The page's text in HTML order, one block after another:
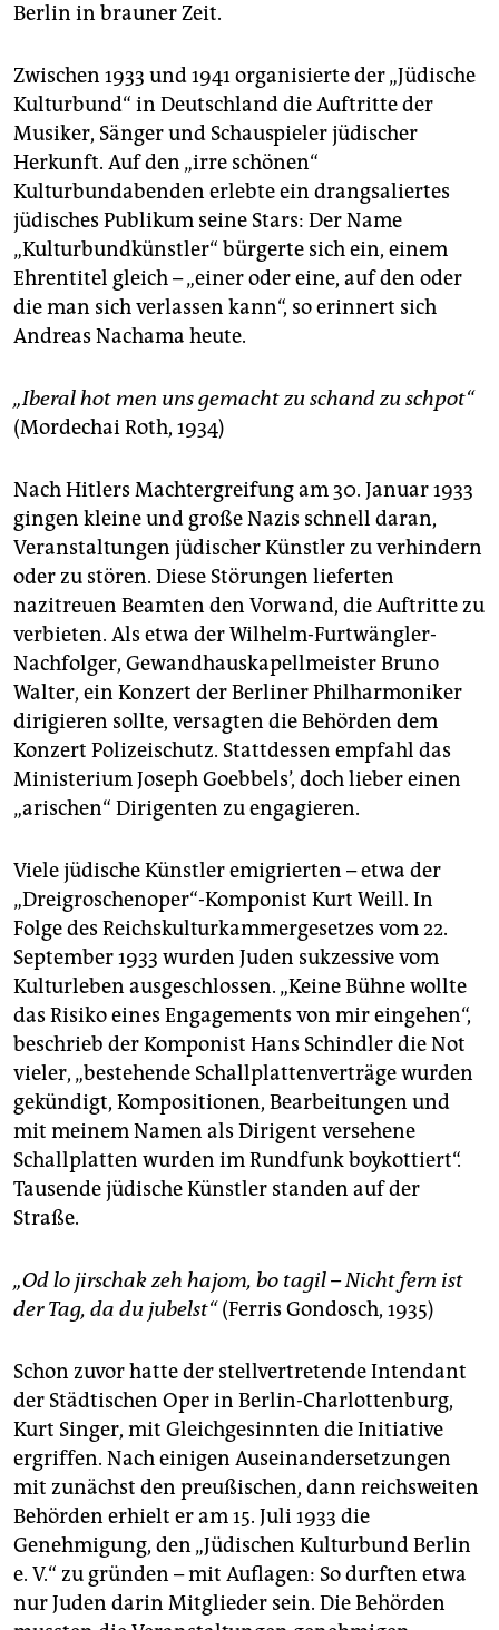
Berlin in brauner Zeit.
Zwischen 1933 und 1941 organisierte der „Jüdische
Kulturbund“ in Deutschland die Auftritte der
Musiker, Sänger und Schauspieler jüdischer
Herkunft. Auf den „irre schönen“
Kulturbundabenden erlebte ein drangsaliertes
jüdisches Publikum seine Stars: Der Name
„Kulturbundkünstler“ bürgerte sich ein, einem
Ehrentitel gleich – „einer oder eine, auf den oder
die man sich verlassen kann“, so erinnert sich
Andreas Nachama heute.
„Iberal hot men uns gemacht zu schand zu schpot“
(Mordechai Roth, 1934)
Nach Hitlers Machtergreifung am 30. Januar 1933
gingen kleine und große Nazis schnell daran,
Veranstaltungen jüdischer Künstler zu verhindern
oder zu stören. Diese Störungen lieferten
nazitreuen Beamten den Vorwand, die Auftritte zu
verbieten. Als etwa der Wilhelm-Furtwängler-
Nachfolger, Gewandhauskapellmeister Bruno
Walter, ein Konzert der Berliner Philharmoniker
dirigieren sollte, versagten die Behörden dem
Konzert Polizeischutz. Stattdessen empfahl das
Ministerium Joseph Goebbels’, doch lieber einen
„arischen“ Dirigenten zu engagieren.
Viele jüdische Künstler emigrierten – etwa der
„Dreigroschenoper“-Komponist Kurt Weill. In
Folge des Reichskulturkammergesetzes vom 22.
September 1933 wurden Juden sukzessive vom
Kulturleben ausgeschlossen. „Keine Bühne wollte
das Risiko eines Engagements von mir eingehen“,
beschrieb der Komponist Hans Schindler die Not
vieler, „bestehende Schallplattenverträge wurden
gekündigt, Kompositionen, Bearbeitungen und
mit meinem Namen als Dirigent versehene
Schallplatten wurden im Rundfunk boykottiert“.
Tausende jüdische Künstler standen auf der
Straße.
„Od lo jirschak zeh hajom, bo tagil – Nicht fern ist
der Tag, da du jubelst“(Ferris Gondosch, 1935)
Schon zuvor hatte der stellvertretende Intendant
der Städtischen Oper in Berlin-Charlottenburg,
Kurt Singer, mit Gleichgesinnten die Initiative
ergriffen. Nach einigen Auseinandersetzungen
mit zunächst den preußischen, dann reichsweiten
Behörden erhielt er am 15. Juli 1933 die
Genehmigung, den „Jüdischen Kulturbund Berlin
e. V.“ zu gründen – mit Auflagen: So durften etwa
nur Juden darin Mitglieder sein. Die Behörden